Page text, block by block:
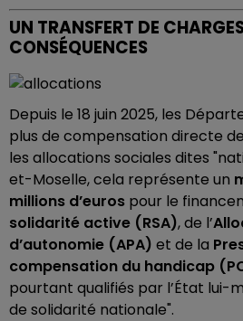
UN TRANSFERT DE
CONSÉQUENCES
Depuis le 18 juin 2025, les
plus de compensation directe
les allocations sociales dites
et-Moselle, cela représente un
millions d’euros pour le
solidarité active (RSA), de l’
d’autonomie (APA) et de la
compensation du handicap
pourtant qualifiés par l’État lui-
de solidarité nationale".